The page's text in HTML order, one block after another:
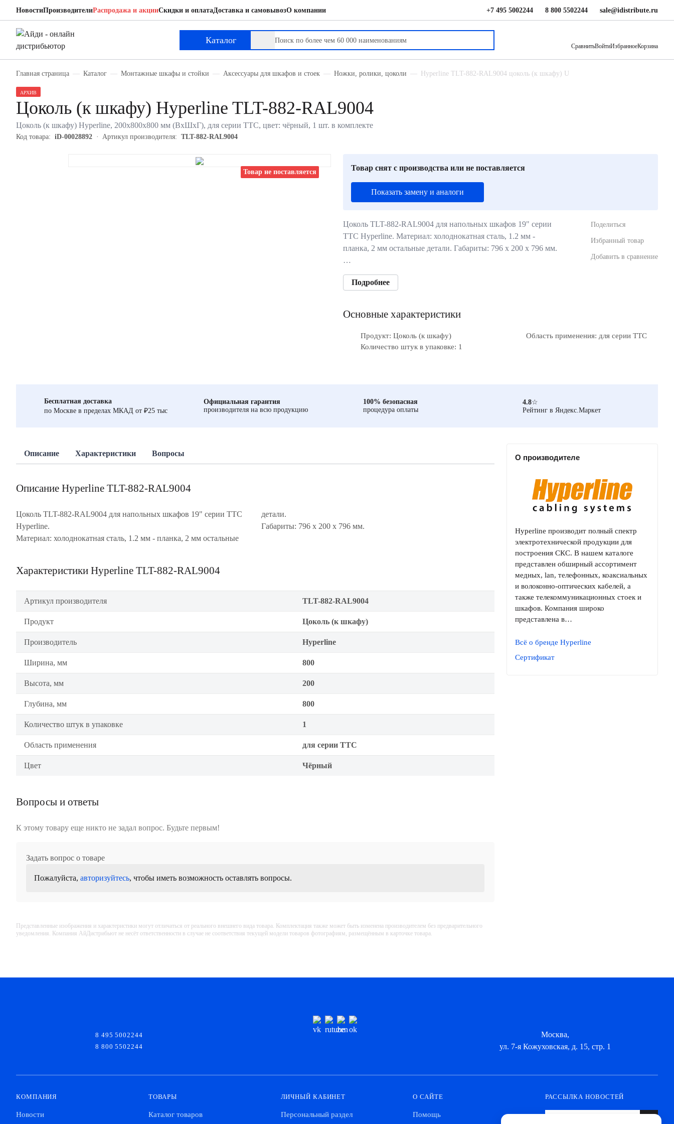
НовостиПроизводителиРаспродажа и акцииСкидки и оплатаДоставка и самовывозО компании +7 495 5002244 8 800 5502244 sale@idistribute.ru
Каталог
СравнитьВойтиИзбранноеКорзина
Главная страница Каталог Монтажные шкафы и стойки Аксессуары для шкафов и стоек Ножки, ролики, цоколи Hyperline TLT-882-RAL9004 цоколь (к шкафу) U
Товар не поставляется
АРХИВ
Цоколь (к шкафу) Hyperline TLT-882-RAL9004
Цоколь (к шкафу) Hyperline, 200х800х800 мм (ВхШхГ), для серии TTC, цвет: чёрный, 1 шт. в комплекте
Код товара: iD-00028892 Артикул производителя: TLT-882-RAL9004
Товар снят с производства или не поставляется
Показать замену и аналоги
Цоколь TLT-882-RAL9004 для напольных шкафов 19" серии
TTC Hyperline. Материал: холоднокатная сталь, 1.2 мм -
планка, 2 мм остальные детали. Габариты: 796 x 200 x 796 мм.
…
Подробнее
Поделиться
Избранный товар
Добавить в сравнение
Основные характеристики
Продукт: Цоколь (к шкафу)
Область применения: для серии TTC
Количество штук в упаковке: 1
Бесплатная доставка
по Москве в пределах МКАД от ₽25 тыс
Официальная гарантия
производителя на всю продукцию
100% безопасная
процедура оплаты
4.8☆
Рейтинг в Яндекс.Маркет
Описание Характеристики Вопросы
Описание Hyperline TLT-882-RAL9004
Цоколь TLT-882-RAL9004 для напольных шкафов 19" серии TTC
Hyperline.
Материал: холоднокатная сталь, 1.2 мм - планка, 2 мм остальные
детали.
Габариты: 796 x 200 x 796 мм.
Характеристики Hyperline TLT-882-RAL9004
Артикул производителя TLT-882-RAL9004
Продукт Цоколь (к шкафу)
Производитель Hyperline
Ширина, мм 800
Высота, мм 200
Глубина, мм 800
Количество штук в упаковке 1
Область применения для серии TTC
Цвет Чёрный
Вопросы и ответы
К этому товару еще никто не задал вопрос. Будьте первым!
Задать вопрос о товаре
Пожалуйста, авторизуйтесь, чтобы иметь возможность оставлять вопросы.
Представленные изображения и характеристики могут отличаться от реального внешнего вида товара. Комплектация также может быть изменена производителем без предварительного
уведомления. Компания АйДистрибьют не несёт ответственности в случае не соответствия текущей модели товаров фотографиям, размещённым в карточке товара.
О производителе
Hyperline производит полный спектр
электротехнической продукции для
построения СКС. В нашем каталоге
представлен обширный ассортимент
медных, lan, телефонных, коаксиальных
и волоконно-оптических кабелей, а
также телекоммуникационных стоек и
шкафов. Компания широко
представлена в…
Всё о бренде Hyperline
Сертификат
Hyperline TLT-882-RAL9004
Цоколь (к шкафу)
8 495 5002244
8 800 5502244
Москва,
ул. 7-я Кожуховская, д. 15, стр. 1
КОМПАНИЯ
Новости
ТОВАРЫ
Каталог товаров
ЛИЧНЫЙ КАБИНЕТ
Персональный раздел
О САЙТЕ
Помощь
РАССЫЛКА НОВОСТЕЙ